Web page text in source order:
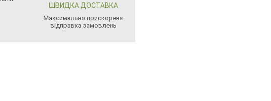
ШВИДКА ДОСТАВКА
Максимально прискорена
відправка замовлень